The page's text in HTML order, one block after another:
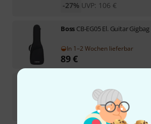
UVP: 106 €
-27%
Boss CB-EG05 El. Guitar Gigbag
In 1–2 Wochen lieferbar
89€
In 1–2 Wochen lieferbar